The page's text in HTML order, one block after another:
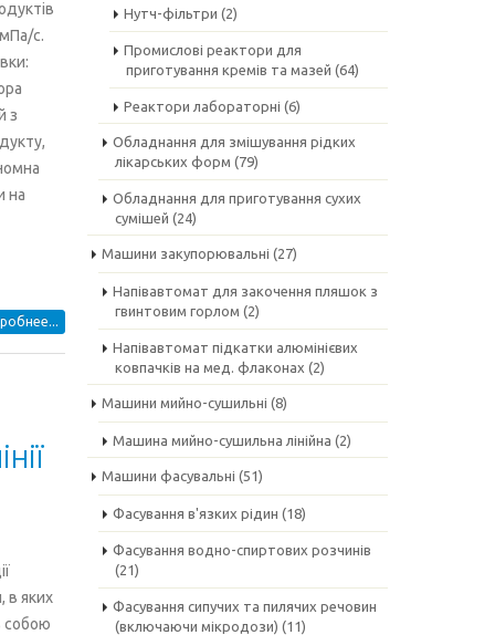
с.
з
на
в яких
собою
Нутч-фільтри (2)
Промислові реактори для
приготування кремів та мазей (64)
Реактори лабораторні (6)
Обладнання для змішування рідких
лікарських форм (79)
Обладнання для приготування сухих
сумішей (24)
Машини закупорювальні (27)
Напівавтомат для закочення пляшок з
гвинтовим горлом (2)
Напівавтомат підкатки алюмінієвих
ковпачків на мед. флаконах (2)
Машини мийно-сушильні (8)
Машина мийно-сушильна лінійна (2)
Машини фасувальні (51)
Фасування в'язких рідин (18)
Фасування водно-спиртових розчинів
(21)
Фасування сипучих та пилячих речовин
(включаючи мікродози) (11)